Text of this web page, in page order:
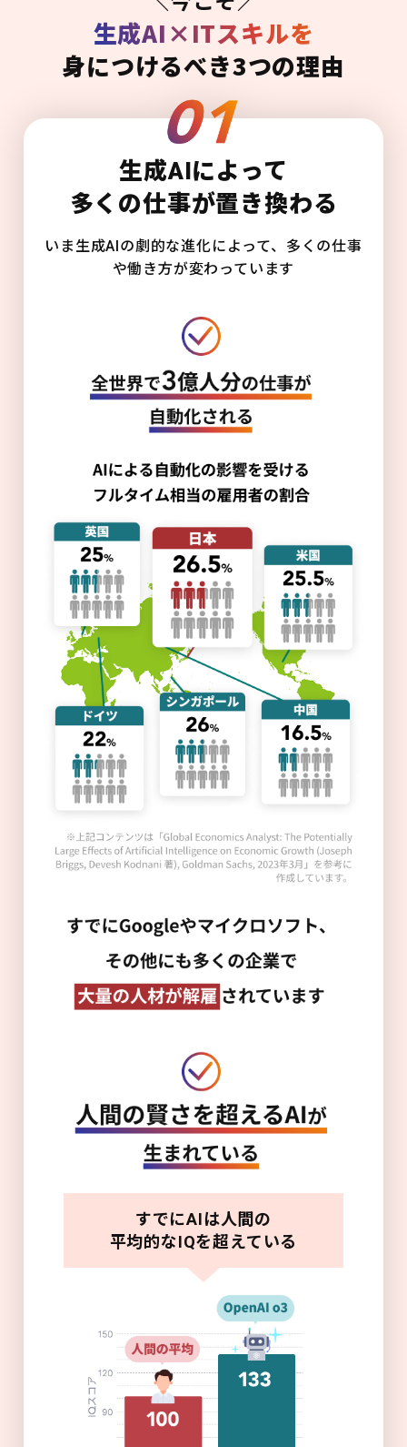
生成AI×ITスキルを
身につけるべき3つの理由
生成AIによって
多くの仕事が置き換わる
いま生成AIの劇的な進化によって、多くの仕事
や働き方が変わっています
すでにAIは人間の
平均的なIQを超えている